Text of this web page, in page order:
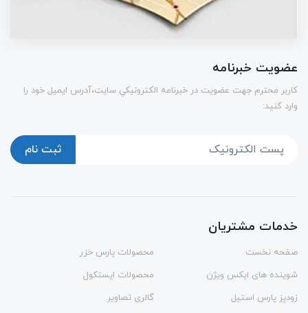
عضویت خبرنامه
كاربر محترم جهت عضويت در خبرنامه الكترونيكي سايت،آدرس ایمیل خود را
وارد کنید:
ثبت نام
خدمات مشتریان
صفحه نخست
محصولات پارس خزر
شوینده های ایکس ویژن
محصولات ایستکول
زودپز پارس استیل
گالری تصاویر